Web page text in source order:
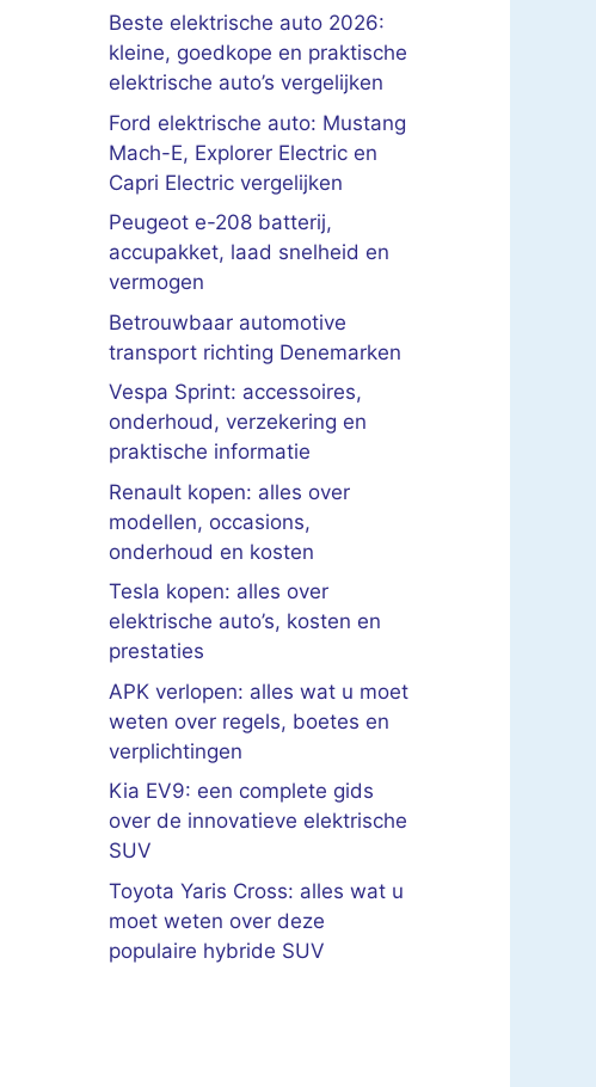
Beste elektrische auto 2026:
kleine, goedkope en praktische
elektrische auto’s vergelijken
Ford elektrische auto: Mustang
Mach-E, Explorer Electric en
Capri Electric vergelijken
Peugeot e-208 batterij,
accupakket, laad snelheid en
vermogen
Betrouwbaar automotive
transport richting Denemarken
Vespa Sprint: accessoires,
onderhoud, verzekering en
praktische informatie
Renault kopen: alles over
modellen, occasions,
onderhoud en kosten
Tesla kopen: alles over
elektrische auto’s, kosten en
prestaties
APK verlopen: alles wat u moet
weten over regels, boetes en
verplichtingen
Kia EV9: een complete gids
over de innovatieve elektrische
SUV
Toyota Yaris Cross: alles wat u
moet weten over deze
populaire hybride SUV